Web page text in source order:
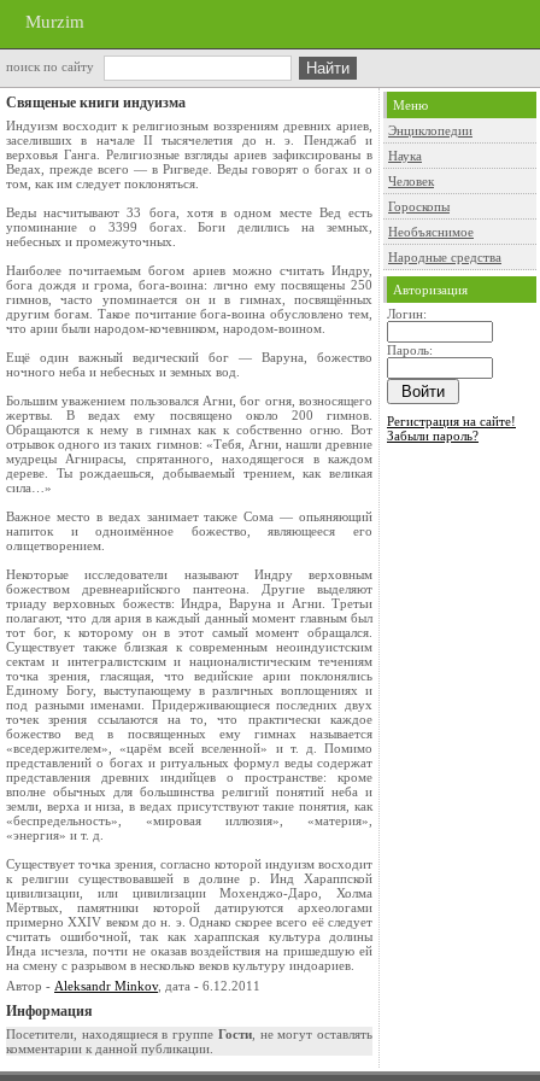
Murzim
поиск по сайту
Священые книги индуизма
Индуизм восходит к религиозным воззрениям древних ариев,
заселивших в начале II тысячелетия до н. э. Пенджаб и
верховья Ганга. Религиозные взгляды ариев зафиксированы в
Ведах, прежде всего — в Ригведе. Веды говорят о богах и о
том, как им следует поклоняться.
Веды насчитывают 33 бога, хотя в одном месте Вед есть
упоминание о 3399 богах. Боги делились на земных,
небесных и промежуточных.
Наиболее почитаемым богом ариев можно считать Индру,
бога дождя и грома, бога-воина: лично ему посвящены 250
гимнов, часто упоминается он и в гимнах, посвящённых
другим богам. Такое почитание бога-воина обусловлено тем,
что арии были народом-кочевником, народом-воином.
Ещё один важный ведический бог — Варуна, божество
ночного неба и небесных и земных вод.
Большим уважением пользовался Агни, бог огня, возносящего
жертвы. В ведах ему посвящено около 200 гимнов.
Обращаются к нему в гимнах как к собственно огню. Вот
отрывок одного из таких гимнов: «Тебя, Агни, нашли древние
мудрецы Агнирасы, спрятанного, находящегося в каждом
дереве. Ты рождаешься, добываемый трением, как великая
сила…»
Важное место в ведах занимает также Сома — опьяняющий
напиток и одноимённое божество, являющееся его
олицетворением.
Некоторые исследователи называют Индру верховным
божеством древнеарийского пантеона. Другие выделяют
триаду верховных божеств: Индра, Варуна и Агни. Третьи
полагают, что для ария в каждый данный момент главным был
тот бог, к которому он в этот самый момент обращался.
Существует также близкая к современным неоиндуистским
сектам и интегралистским и националистическим течениям
точка зрения, гласящая, что ведийские арии поклонялись
Единому Богу, выступающему в различных воплощениях и
под разными именами. Придерживающиеся последних двух
точек зрения ссылаются на то, что практически каждое
божество вед в посвященных ему гимнах называется
«вседержителем», «царём всей вселенной» и т. д. Помимо
представлений о богах и ритуальных формул веды содержат
представления древних индийцев о пространстве: кроме
вполне обычных для большинства религий понятий неба и
земли, верха и низа, в ведах присутствуют такие понятия, как
«беспредельность», «мировая иллюзия», «материя»,
«энергия» и т. д.
Cуществует точка зрения, согласно которой индуизм восходит
к религии существовавшей в долине р. Инд Хараппской
цивилизации, или цивилизации Мохенджо-Даро, Холма
Мёртвых, памятники которой датируются археологами
примерно XXIV веком до н. э. Однако скорее всего её следует
считать ошибочной, так как хараппская культура долины
Инда исчезла, почти не оказав воздействия на пришедшую ей
на смену с разрывом в несколько веков культуру индоариев.
Автор - Aleksandr Minkov, дата - 6.12.2011
Информация
Посетители, находящиеся в группе Гости, не могут оставлять
комментарии к данной публикации.
Меню
Энциклопедии
Наука
Человек
Гороскопы
Необъяснимое
Народные средства
Авторизация
Логин:
Пароль:
Регистрация на сайте!
Забыли пароль?